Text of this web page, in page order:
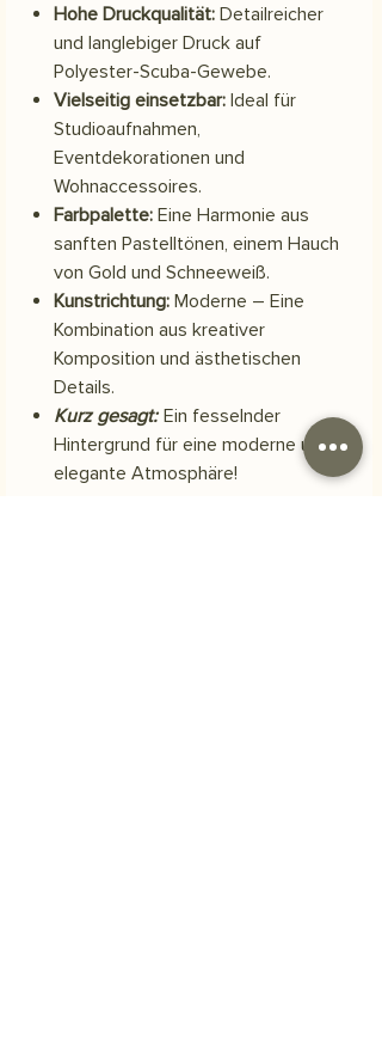
Hohe Druckqualität: Detailreicher
und langlebiger Druck auf
Polyester-Scuba-Gewebe.
Vielseitig einsetzbar: Ideal für
Studioaufnahmen,
Eventdekorationen und
Wohnaccessoires.
Farbpalette: Eine Harmonie aus
sanften Pastelltönen, einem Hauch
von Gold und Schneeweiß.
Kunstrichtung: Moderne – Eine
Kombination aus kreativer
Komposition und ästhetischen
Details.
Kurz gesagt: Ein fesselnder
Hintergrund für eine moderne und
elegante Atmosphäre!